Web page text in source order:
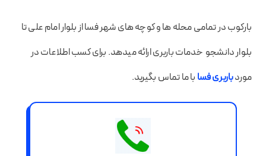
بارکوب در تمامی محله ها و کوچه های شهر فسا از بلوار امام علی تا
بلوار دانشجو خدمات باربری ارائه میدهد. برای کسب اطلاعات در
موردباربری فسا با ما تماس بگیرید.